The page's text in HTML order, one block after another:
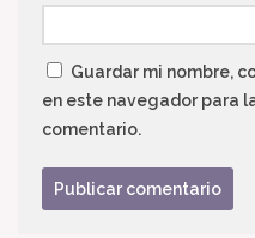
Guardar mi nombre,
en este navegador para
comentario.